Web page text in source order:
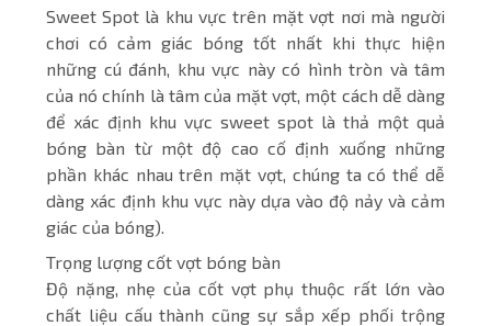
Sweet Spot là khu vực trên mặt vợt nơi mà người
chơi có cảm giác bóng tốt nhất khi thực hiện
những cú đánh, khu vực này có hình tròn và tâm
của nó chính là tâm của mặt vợt, một cách dễ dàng
để xác định khu vực sweet spot là thả một quả
bóng bàn từ một độ cao cố định xuống những
phần khác nhau trên mặt vợt, chúng ta có thể dễ
dàng xác định khu vực này dựa vào độ nảy và cảm
giác của bóng).
Trọng lượng cốt vợt bóng bàn
Độ nặng, nhẹ của cốt vợt phụ thuộc rất lớn vào
chất liệu cấu thành cũng sự sắp xếp phối trộng